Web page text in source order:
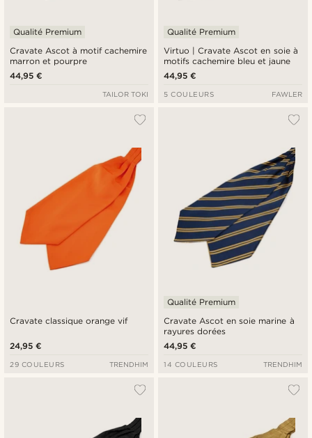
Cravate Ascot à motif cachemire
marron et pourpre
Qualité Premium
44,95 €
TAILOR TOKI
Virtuo | Cravate Ascot en soie à
motifs cachemire bleu et jaune
Qualité Premium
44,95 €
5 COULEURS FAWLER
Cravate classique orange vif
24,95 €
29 COULEURS TRENDHIM
Cravate Ascot en soie marine à
rayures dorées
Qualité Premium
44,95 €
14 COULEURS TRENDHIM